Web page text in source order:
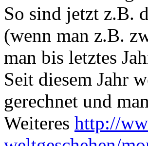
So sind jetzt z.B.
(wenn man z.B.
man bis letztes
Seit diesem Jahr
gerechnet und
Weiteres http://